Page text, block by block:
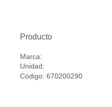
Producto
Marca:
Unidad:
Código: 670200290